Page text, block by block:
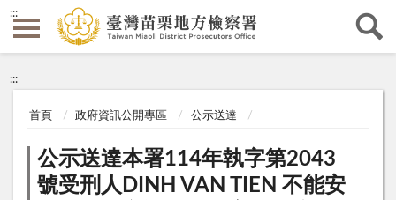
:::
:::
首頁 政府資訊公開專區 公示送達
公示送達本署114年執字第2043
號受刑人DINH VAN TIEN 不能安